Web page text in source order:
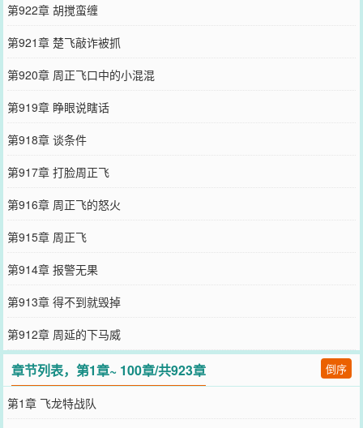
第922章 胡搅蛮缠
第921章 楚飞敲诈被抓
第920章 周正飞口中的小混混
第919章 睁眼说瞎话
第918章 谈条件
第917章 打脸周正飞
第916章 周正飞的怒火
第915章 周正飞
第914章 报警无果
第913章 得不到就毁掉
第912章 周延的下马威
章节列表，第1章~ 100章/共923章 倒序
第1章 飞龙特战队